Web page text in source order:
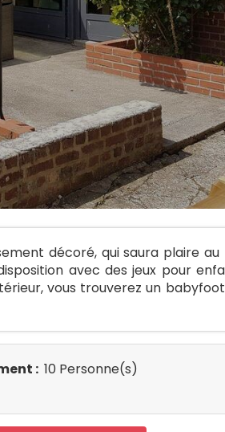
décoré, qui saura plaire
avec des jeux pour
vous trouverez un
: 10 Personne(s)